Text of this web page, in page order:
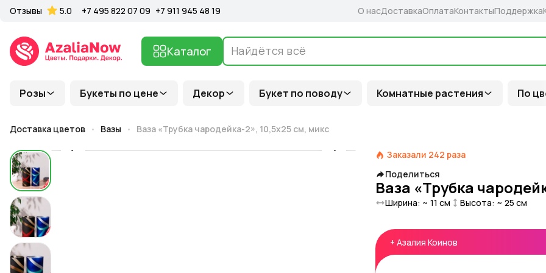
Розы Букеты по цене Декор Букет по поводу Комнатные растения По
Каталог
Отзывы 5.0 +7 495 822 07 09 +7 911 945 48 19 О насДоставкаОплатаКонтактыПоддержка
Доставка цветов Вазы Ваза «Трубка чародейка-2», 10,5х25 см, микс
Заказали 242 раза
Поделиться
Ваза «Трубка
Ширина: ~ 11 см Высота: ~ 25 см
+ Азалия Коинов